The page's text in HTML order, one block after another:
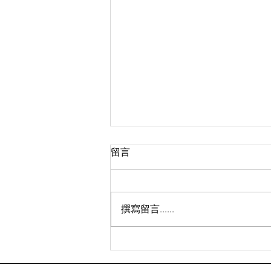
【旅遊英文口說】出國旅遊點
餐必學10句英文！
留言
撰寫留言......